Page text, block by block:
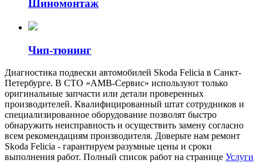
Шиномонтаж
Чип-тюнинг
Диагностика подвески автомобилей Skoda Felicia в Санкт-
Петербурге. В СТО «АМВ-Сервис» используют только
оригинальные запчасти или детали проверенных
производителей. Квалифицированный штат сотрудников и
специализированное оборудование позволят быстро
обнаружить неисправность и осуществить замену согласно
всем рекомендациям производителя. Доверьте нам ремонт
Skoda Felicia - гарантируем разумные цены и сроки
выполнения работ. Полный список работ на странице Услуги